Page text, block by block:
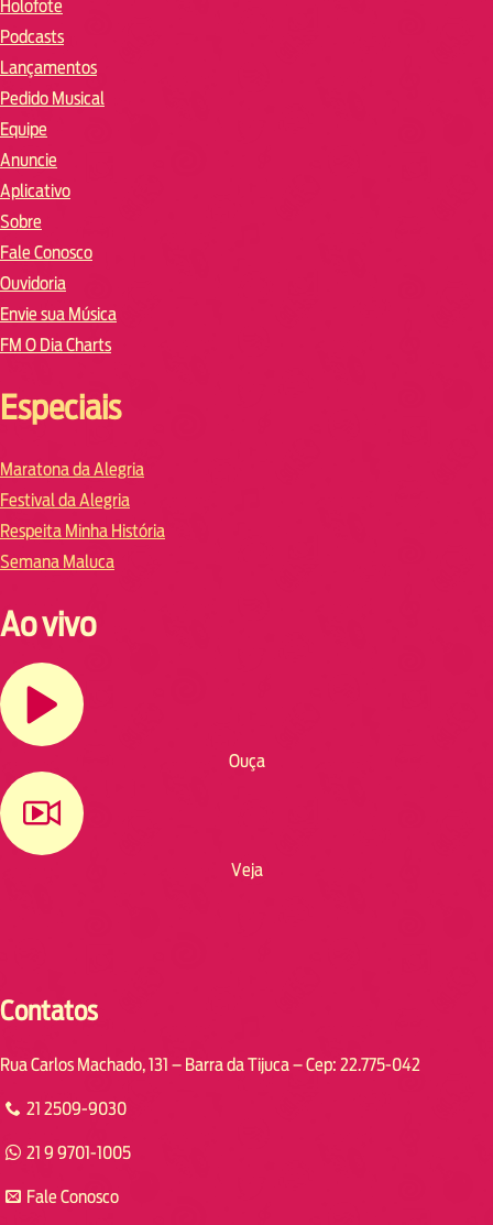
Holofote
Podcasts
Lançamentos
Pedido Musical
Equipe
Anuncie
Aplicativo
Sobre
Fale Conosco
Ouvidoria
Envie sua Música
FM O Dia Charts
Especiais
Maratona da Alegria
Festival da Alegria
Respeita Minha História
Semana Maluca
Ao vivo
Ouça
Veja
Contatos
Rua Carlos Machado, 131 – Barra da Tijuca – Cep: 22.775-042
21 2509-9030
21 9 9701-1005
Fale Conosco